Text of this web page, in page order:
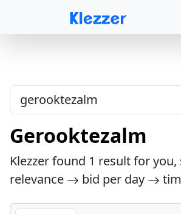
Gerooktezalm
Klezzer found 1 result for you,
relevance
bid per day